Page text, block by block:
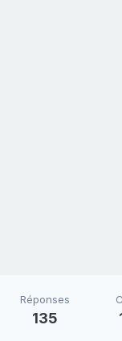
Réponses
135